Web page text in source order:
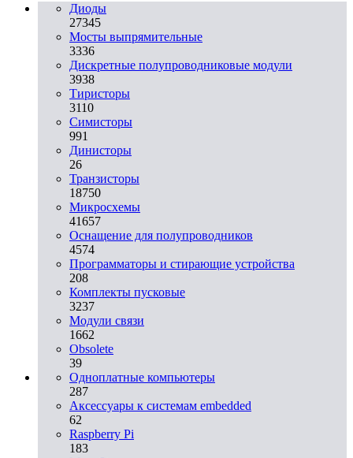
Диоды
27345
Мосты выпрямительные
3336
Дискретные полупроводниковые модули
3938
Тиристоры
3110
Симисторы
991
Динисторы
26
Транзисторы
18750
Микросхемы
41657
Оснащение для полупроводников
4574
Программаторы и стирающие устройства
208
Комплекты пусковые
3237
Модули связи
1662
Obsolete
39
Одноплатные компьютеры
287
Аксессуары к системам embedded
62
Raspberry Pi
183